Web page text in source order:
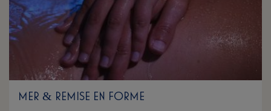
MER & REMISE EN FORME